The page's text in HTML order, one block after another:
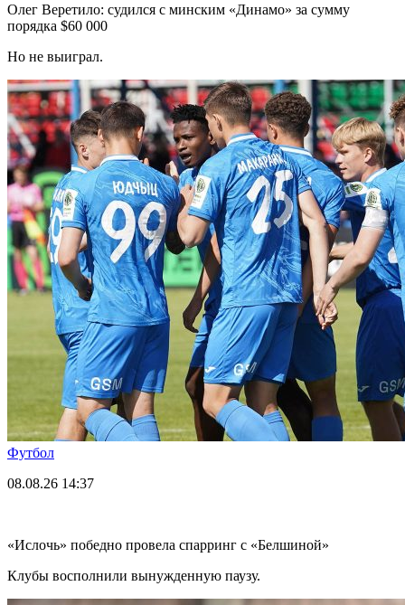
Олег Веретило: судился с минским «Динамо» за сумму
порядка $60 000
Но не выиграл.
Футбол
08.08.26 14:37
«Ислочь» победно провела спарринг с «Белшиной»
Клубы восполнили вынужденную паузу.